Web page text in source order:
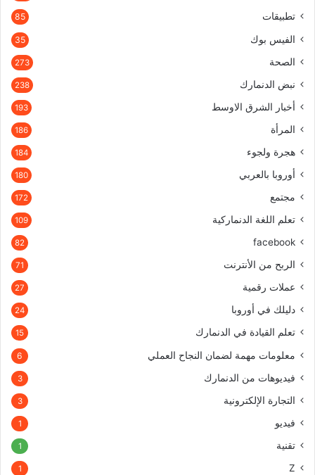
تطبيقات 85
الفيس بوك 35
الصحة 273
نبض الدنمارك 238
أخبار الشرق الاوسط 193
المرأة 186
هجرة ولجوء 184
أوروبا بالعربي 180
مجتمع 172
تعلم اللغة الدنماركية 109
facebook
82
الربح من الأنترنت 71
عملات رقمية 27
دليلك في أوروبا 24
تعلم القيادة في الدنمارك 15
معلومات مهمة لضمان النجاح العملي 6
فيديوهات من الدنمارك 3
التجارة الإلكترونية 3
فيديو 1
تقنية 1
Z
1